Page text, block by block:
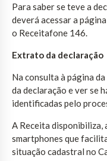
Para saber se teve a
deverá acessar a
o Receitafone 146.
Extrato da declaração
Na consulta à página
da declaração e ver se
identificadas pelo
A Receita disponibiliza,
smartphones que
situação cadastral no